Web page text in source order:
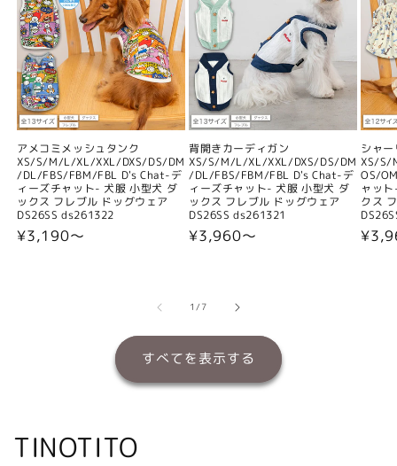
アメコミメッシュタンク
XS/S/M/L/XL/XXL/DXS/DS/DM
/DL/FBS/FBM/FBL D's Chat-デ
ィーズチャット- 犬服 小型犬 ダ
ックス フレブル ドッグウェア
DS26SS ds261322
通
¥3,190〜
背開きカーディガン
XS/S/M/L/XL/XXL/DXS/DS/DM
/DL/FBS/FBM/FBL D's Chat-デ
ィーズチャット- 犬服 小型犬 ダ
ックス フレブル ドッグウェア
DS26SS ds261321
通
¥3,960〜
シャ
XS/
OS/
ャッ
クス
通
1/の
7
すべてを表示する
TINOTITO